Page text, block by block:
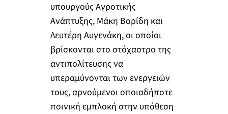
υπουργούς Αγροτικής
Ανάπτυξης, Μάκη Βορίδη και
Λευτέρη Αυγενάκη, οι οποίοι
βρίσκονται στο στόχαστρο της
αντιπολίτευσης να
υπεραμύνονται των ενεργειών
τους, αρνούμενοι οποιαδήποτε
ποινική εμπλοκή στην υπόθεση